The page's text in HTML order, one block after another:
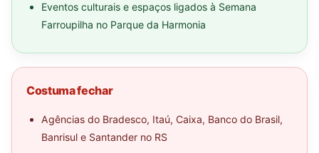
Eventos culturais e espaços ligados à Semana
Farroupilha no Parque da Harmonia
Costuma fechar
Agências do Bradesco, Itaú, Caixa, Banco do Brasil,
Banrisul e Santander no RS